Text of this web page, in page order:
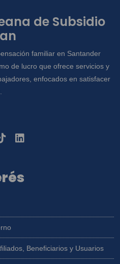
de Subsidio
familiar en Santander
de lucro que ofrece servicios y
enfocados en satisfacer
Beneficiarios y Usuarios